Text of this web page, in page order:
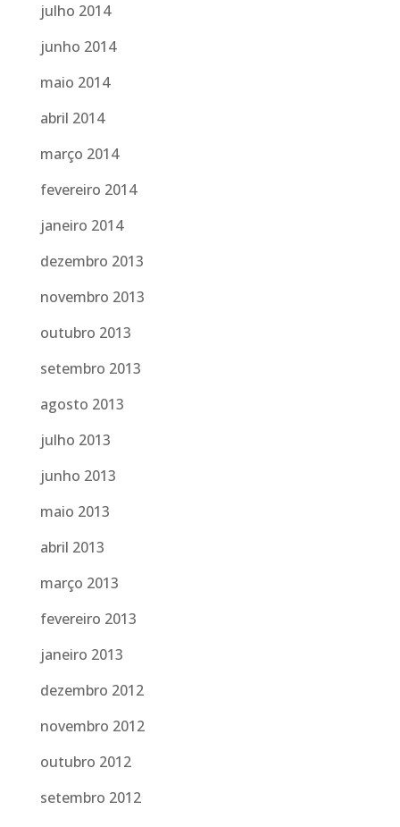
julho 2014
junho 2014
maio 2014
abril 2014
março 2014
fevereiro 2014
janeiro 2014
dezembro 2013
novembro 2013
outubro 2013
setembro 2013
agosto 2013
julho 2013
junho 2013
maio 2013
abril 2013
março 2013
fevereiro 2013
janeiro 2013
dezembro 2012
novembro 2012
outubro 2012
setembro 2012